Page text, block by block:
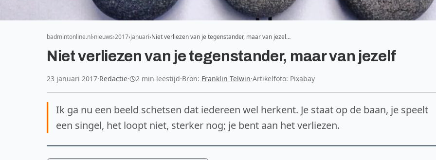
badmintonline.nl nieuws 2017 januari Niet verliezen van je tegenstander, maar van jezel…
Niet verliezen van je tegenstander, maar van jezelf
23 januari 2017·Redactie· 2 min leestijd·Bron: Franklin Telwin·Artikelfoto: Pixabay
Ik ga nu een beeld schetsen dat iedereen wel herkent. Je staat op de baan, je speelt
een singel, het loopt niet, sterker nog; je bent aan het verliezen.